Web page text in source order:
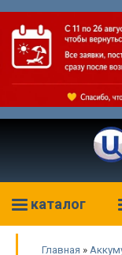
каталог
Главная »